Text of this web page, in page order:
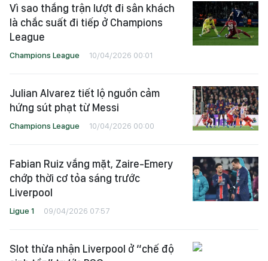
Vì sao thắng trận lượt đi sân khách
là chắc suất đi tiếp ở Champions
League
Champions League 10/04/2026 00:01
Julian Alvarez tiết lộ nguồn cảm
hứng sút phạt từ Messi
Champions League 10/04/2026 00:00
Fabian Ruiz vắng mặt, Zaire-Emery
chớp thời cơ tỏa sáng trước
Liverpool
Ligue 1 09/04/2026 07:57
Slot thừa nhận Liverpool ở “chế độ